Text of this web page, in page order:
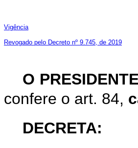
Vigência
Revogado pelo Decreto nº 9.745, de 2019
O
confere o art. 84,
DECRETA: